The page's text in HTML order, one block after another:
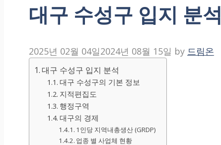
대구 수성구 입지 분석
2025년 02월 04일2024년 08월 15일 by 드림온
대구 수성구 입지 분석
대구 수성구의 기본 정보
지적편집도
행정구역
대구의 경제
1인당 지역내총생산 (GRDP)
업종 별 사업체 현황